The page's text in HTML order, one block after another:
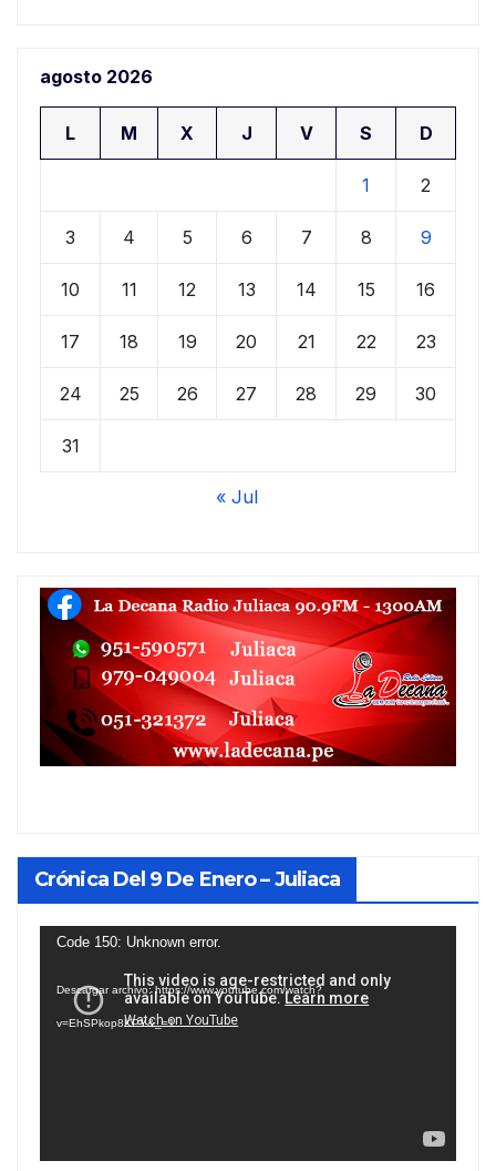
agosto 2026
L M X J V S D
1 2
3 4 5 6 7 8 9
10 11 12 13 14 15 16
17 18 19 20 21 22 23
24 25 26 27 28 29 30
31
« Jul
Crónica Del 9 De Enero – Juliaca
Reproductor
vídeo
Code 150: Unknown error.
Descargar archivo: https://www.youtube.com/watch?
v=EhSPkop8KPY&_=1